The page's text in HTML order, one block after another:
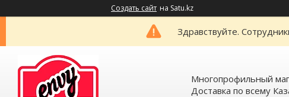
Создать сайт на Satu.kz
Здравствуйте.
Многопрофильный
Доставка по всему